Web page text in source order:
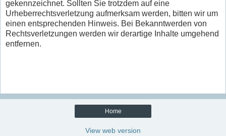
gekennzeichnet. Sollten Sie trotzdem auf eine
Urheberrechtsverletzung aufmerksam werden, bitten wir um
einen entsprechenden Hinweis. Bei Bekanntwerden von
Rechtsverletzungen werden wir derartige Inhalte umgehend
entfernen.
Home
View web version